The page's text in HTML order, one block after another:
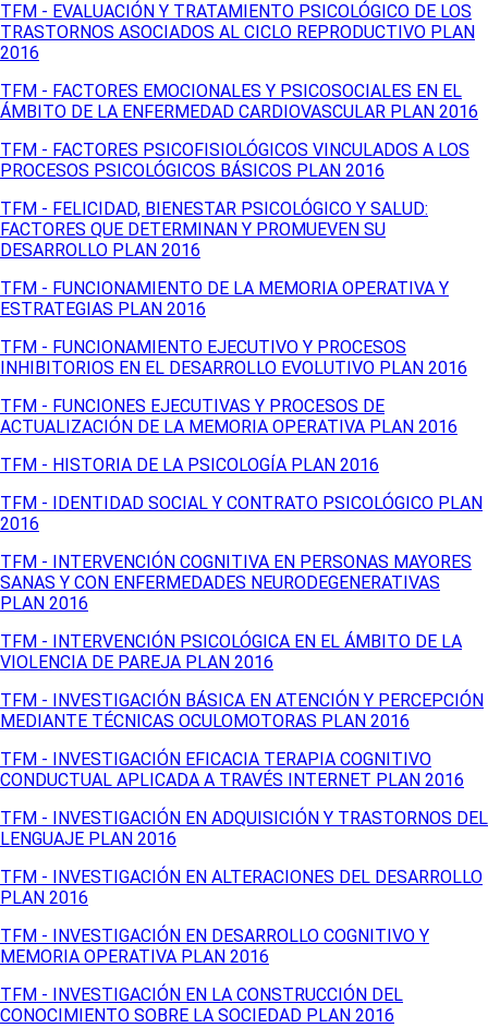
TFM - EVALUACIÓN Y TRATAMIENTO PSICOLÓGICO DE LOS
TRASTORNOS ASOCIADOS AL CICLO REPRODUCTIVO PLAN
2016
TFM - FACTORES EMOCIONALES Y PSICOSOCIALES EN EL
ÁMBITO DE LA ENFERMEDAD CARDIOVASCULAR PLAN 2016
TFM - FACTORES PSICOFISIOLÓGICOS VINCULADOS A LOS
PROCESOS PSICOLÓGICOS BÁSICOS PLAN 2016
TFM - FELICIDAD, BIENESTAR PSICOLÓGICO Y SALUD:
FACTORES QUE DETERMINAN Y PROMUEVEN SU
DESARROLLO PLAN 2016
TFM - FUNCIONAMIENTO DE LA MEMORIA OPERATIVA Y
ESTRATEGIAS PLAN 2016
TFM - FUNCIONAMIENTO EJECUTIVO Y PROCESOS
INHIBITORIOS EN EL DESARROLLO EVOLUTIVO PLAN 2016
TFM - FUNCIONES EJECUTIVAS Y PROCESOS DE
ACTUALIZACIÓN DE LA MEMORIA OPERATIVA PLAN 2016
TFM - HISTORIA DE LA PSICOLOGÍA PLAN 2016
TFM - IDENTIDAD SOCIAL Y CONTRATO PSICOLÓGICO PLAN
2016
TFM - INTERVENCIÓN COGNITIVA EN PERSONAS MAYORES
SANAS Y CON ENFERMEDADES NEURODEGENERATIVAS
PLAN 2016
TFM - INTERVENCIÓN PSICOLÓGICA EN EL ÁMBITO DE LA
VIOLENCIA DE PAREJA PLAN 2016
TFM - INVESTIGACIÓN BÁSICA EN ATENCIÓN Y PERCEPCIÓN
MEDIANTE TÉCNICAS OCULOMOTORAS PLAN 2016
TFM - INVESTIGACIÓN EFICACIA TERAPIA COGNITIVO
CONDUCTUAL APLICADA A TRAVÉS INTERNET PLAN 2016
TFM - INVESTIGACIÓN EN ADQUISICIÓN Y TRASTORNOS DEL
LENGUAJE PLAN 2016
TFM - INVESTIGACIÓN EN ALTERACIONES DEL DESARROLLO
PLAN 2016
TFM - INVESTIGACIÓN EN DESARROLLO COGNITIVO Y
MEMORIA OPERATIVA PLAN 2016
TFM - INVESTIGACIÓN EN LA CONSTRUCCIÓN DEL
CONOCIMIENTO SOBRE LA SOCIEDAD PLAN 2016